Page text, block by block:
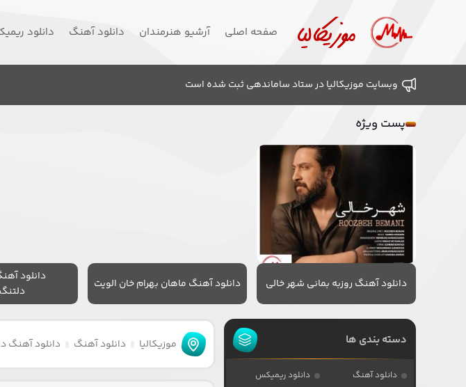
صفحه اصلی آرشیو هنرمندان دانلود آهنگ دانلود
وبسایت موزیکالیا در ستاد ساماندهی ثبت شده است
پست ویژه
دانلود آهنگ روزبه بمانی شهر خالی دانلود آهنگ ماهان بهرام خان الویت
دانلود
موزیکالیا دانلود آهنگ دانلود آهنگ دسته بندی ها
دانلود آهنگ
دانلود ریمیکس